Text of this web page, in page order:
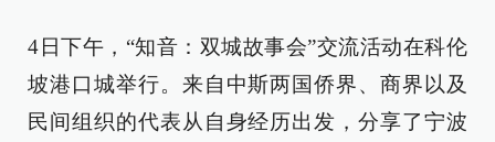
4日下午，“知音：双城故事会”交流活动在科伦
坡港口城举行。来自中斯两国侨界、商界以及
民间组织的代表从自身经历出发，分享了宁波